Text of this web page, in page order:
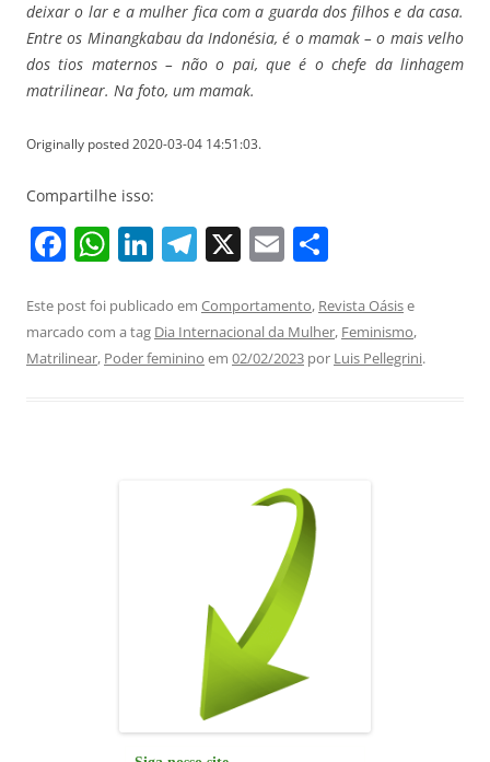
deixar o lar e a mulher fica com a guarda dos filhos e da casa.
Entre os Minangkabau da Indonésia, é o mamak – o mais velho
dos tios maternos – não o pai, que é o chefe da linhagem
matrilinear. Na foto, um mamak.
Originally posted 2020-03-04 14:51:03.
Compartilhe isso:
F
c
e
W
at
s
Li
k
e
T
e
gr
X E
ai
l
ar
e
Este post foi publicado em Comportamento, Revista Oásise
marcado com a tag Dia Internacional da Mulher, Feminismo,
Matrilinear, Poder feminino em 02/02/2023 por Luis Pellegrini.